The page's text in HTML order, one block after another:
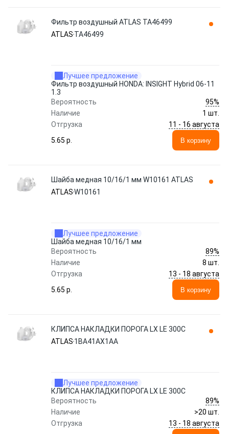
Фильтр воздушный ATLAS TA46499
ATLAS TA46499
Лучшее предложение
Фильтр воздушный HONDA: INSIGHT Hybrid 06-11
1.3
Вероятность
95%
Наличие
1 шт.
Отгрузка
11 - 16 августа
5.65 p.
В корзину
Шайба медная 10/16/1 мм W10161 ATLAS
ATLASW10161
Лучшее предложение
Шайба медная 10/16/1 мм
Вероятность
89%
Наличие
8 шт.
Отгрузка
13 - 18 августа
5.65 p.
В корзину
КЛИПСА НАКЛАДКИ ПОРОГА LX LE 300C
ATLAS 1BA41AX1AA
Лучшее предложение
КЛИПСА НАКЛАДКИ ПОРОГА LX LE 300C
Вероятность
89%
Наличие
>20 шт.
Отгрузка
13 - 18 августа